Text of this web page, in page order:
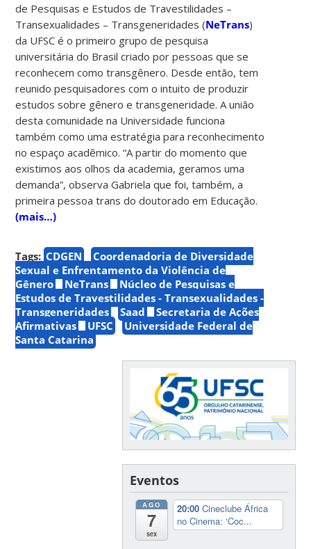
de Pesquisas e Estudos de Travestilidades –
Transexualidades – Transgeneridades (NeTrans)
da UFSC é o primeiro grupo de pesquisa
universitária do Brasil criado por pessoas que se
reconhecem como transgênero. Desde então, tem
reunido pesquisadores com o intuito de produzir
estudos sobre gênero e transgeneridade. A união
desta comunidade na Universidade funciona
também como uma estratégia para reconhecimento
no espaço acadêmico. “A partir do momento que
existimos aos olhos da academia, geramos uma
demanda”, observa Gabriela que foi, também, a
primeira pessoa trans do doutorado em Educação.
(mais…)
Tags: CDGEN
Coordenadoria de Diversidade
Sexual e Enfrentamento da Violência de
Gênero
NeTrans
Núcleo de Pesquisas e
Estudos de Travestilidades - Transexualidades -
Transgeneridades
Saad
Secretaria de Ações
Afirmativas
UFSC
Universidade Federal de
Santa Catarina
Eventos
AGO
7
sex
20:00Cineclube África
no Cinema: ‘Coc...